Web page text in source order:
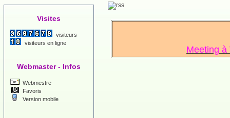
Visites
visiteurs
visiteurs en ligne
Webmaster - Infos
Webmestre
Favoris
Version mobile
Meeting à